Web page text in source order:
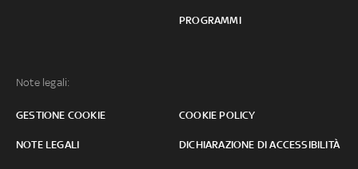
PROGRAMMI
Note legali:
GESTIONE COOKIE COOKIE POLICY
NOTE LEGALI DICHIARAZIONE DI ACCESSIBILITÀ